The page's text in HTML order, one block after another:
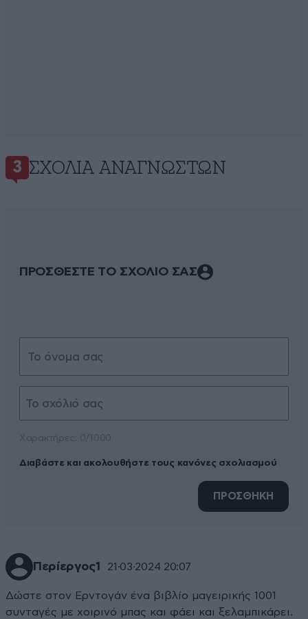
3 ΣΧΌΛΙΑ ΑΝΑΓΝΩΣΤΏΝ
ΠΡΟΣΘΕΣΤΕ ΤΟ ΣΧΟΛΙΟ ΣΑΣ
Διαβάστε και ακολουθήστε τους κανόνες σχολιασμού
ΠΡΟΣΘΗΚΗ
Περίεργος1 21·03·2024 20:07
Δώστε στον Ερντογάν ένα βιβλίο μαγειρικής 1001
συνταγές με χοιρινό μπας και φάει και ξελαμπικάρει.